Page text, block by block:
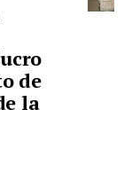
de
la